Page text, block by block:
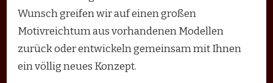
Wunsch greifen wir auf einen großen
Motivreichtum aus vorhandenen Modellen
zurück oder entwickeln gemeinsam mit Ihnen
ein völlig neues Konzept.